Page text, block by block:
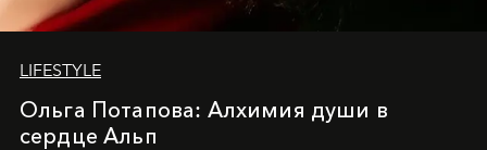
LIFESTYLE
Ольга Потапова: Алхимия души в
сердце Альп